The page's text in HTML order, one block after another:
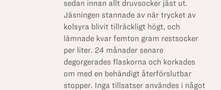
sedan innan allt druvsocker jäst ut.
Jäsningen stannade av när trycket av
kolsyra blivit tillräckligt högt, och
lämnade kvar femton gram restsocker
per liter. 24 månader senare
degorgerades flaskorna och korkades
om med en behändigt återförslutbar
stopper. Inga tillsatser användes i något